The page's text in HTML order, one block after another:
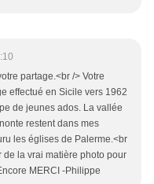
partage.<br /> Votre
effectué en Sicile vers 1962
de jeunes ados. La vallée
restent dans mes
les églises de Palerme.<br
la vrai matière photo pour
MERCI -Philippe